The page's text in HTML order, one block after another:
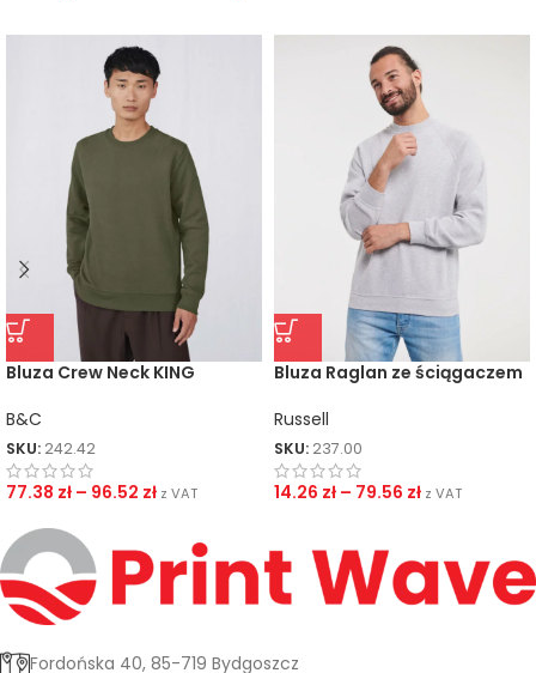
Bluza Crew Neck KING
B&C
SKU: 242.42
77.38 zł – 96.52 zł z VAT
Bluza Raglan ze ściągaczem
Russell
SKU: 237.00
14.26 zł – 79.56 zł z VAT
Fordońska 40, 85-719 Bydgoszcz